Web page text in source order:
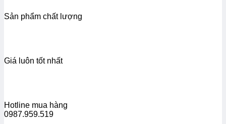
Sản phẩm chất lượng
Giá luôn tốt nhất
Hotline mua hàng
0987.959.519